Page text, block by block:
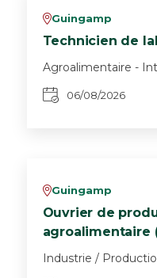
vGuingamp
Technicien de
Agroalimentaire -
06/08/2026
vGuingamp
Ouvrier de
agroalimentaire
Industrie /